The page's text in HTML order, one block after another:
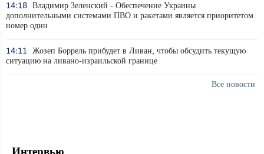
14:18 Владимир Зеленский - Обеспечение Украины
дополнительными системами ПВО и ракетами является приоритетом
номер один
14:11
Жозеп Боррель прибудет в Ливан, чтобы обсудить текущую
ситуацию на ливано-израильской границе
Все новости